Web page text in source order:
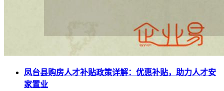
凤台县购房人才补贴政策详解：优惠补贴，助力人才安
家置业